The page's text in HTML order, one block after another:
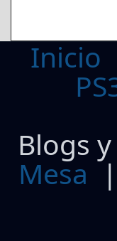
Inicio
Blogs
Mesa |